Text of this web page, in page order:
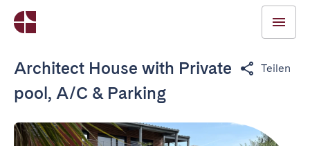
Architect House with Private
pool, A/C & Parking
Teilen